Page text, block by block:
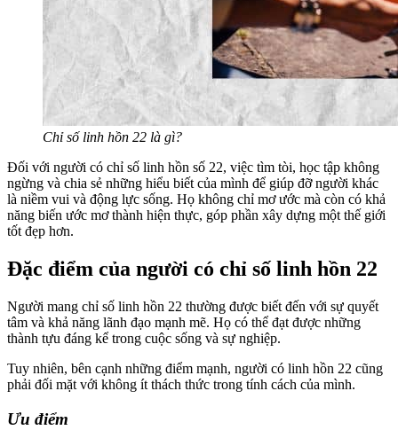
Chỉ số linh hồn 22 là gì?
Đối với người có chỉ số linh hồn số 22, việc tìm tòi, học tập không
ngừng và chia sẻ những hiểu biết của mình để giúp đỡ người khác
là niềm vui và động lực sống. Họ không chỉ mơ ước mà còn có khả
năng biến ước mơ thành hiện thực, góp phần xây dựng một thế giới
tốt đẹp hơn.
Đặc điểm của người có chỉ số linh hồn 22
Người mang chỉ số linh hồn 22 thường được biết đến với sự quyết
tâm và khả năng lãnh đạo mạnh mẽ. Họ có thể đạt được những
thành tựu đáng kể trong cuộc sống và sự nghiệp.
Tuy nhiên, bên cạnh những điểm mạnh, người có linh hồn 22 cũng
phải đối mặt với không ít thách thức trong tính cách của mình.
Ưu điểm